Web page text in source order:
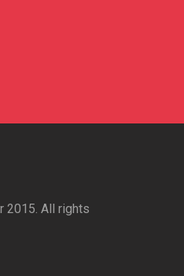
2015. All rights